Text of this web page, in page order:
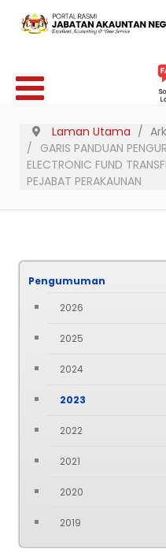
Laman Utama
GARIS PANDUAN
ELECTRONIC FUND
PEJABAT PERAKAUNAN
Pengumuman
2026
2025
2024
2023
2022
2021
2020
2019